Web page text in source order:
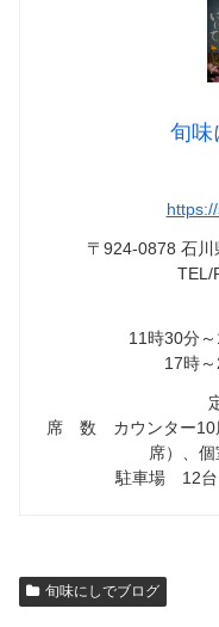
旬
〒924-0878 石川
TEL/
11時30分
17時
席 数 カウンター10
席）、
駐車場 12台
旬味にしでブログ